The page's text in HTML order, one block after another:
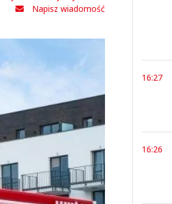
Napisz wiadomość
16:27
16:26